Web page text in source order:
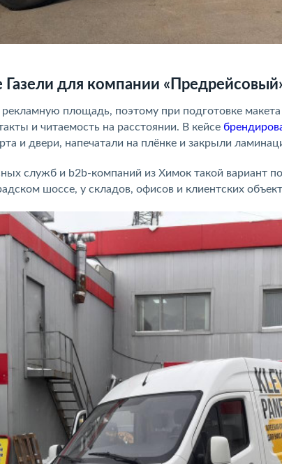
Газели для компании
площадь, поэтому при подготовке
и читаемость на расстоянии. В кейсе
и двери, напечатали на плёнке и закрыли
служб и b2b-компаний из Химок такой вариант
шоссе, у складов, офисов и клиентских